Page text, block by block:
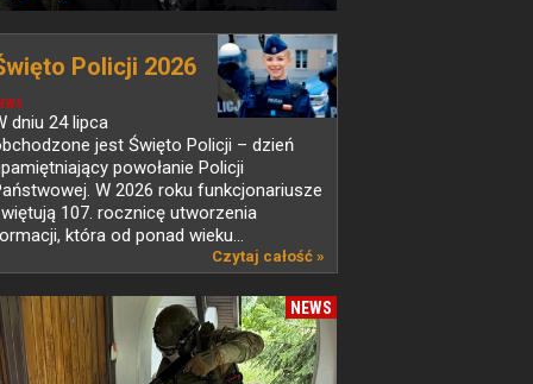
Policji 2026
dniu 24 lipca
jest Święto Policji – dzień
powołanie Policji
W 2026 roku funkcjonariusze
107. rocznicę utworzenia
która od ponad wieku...
Czytaj całość »
NEWS